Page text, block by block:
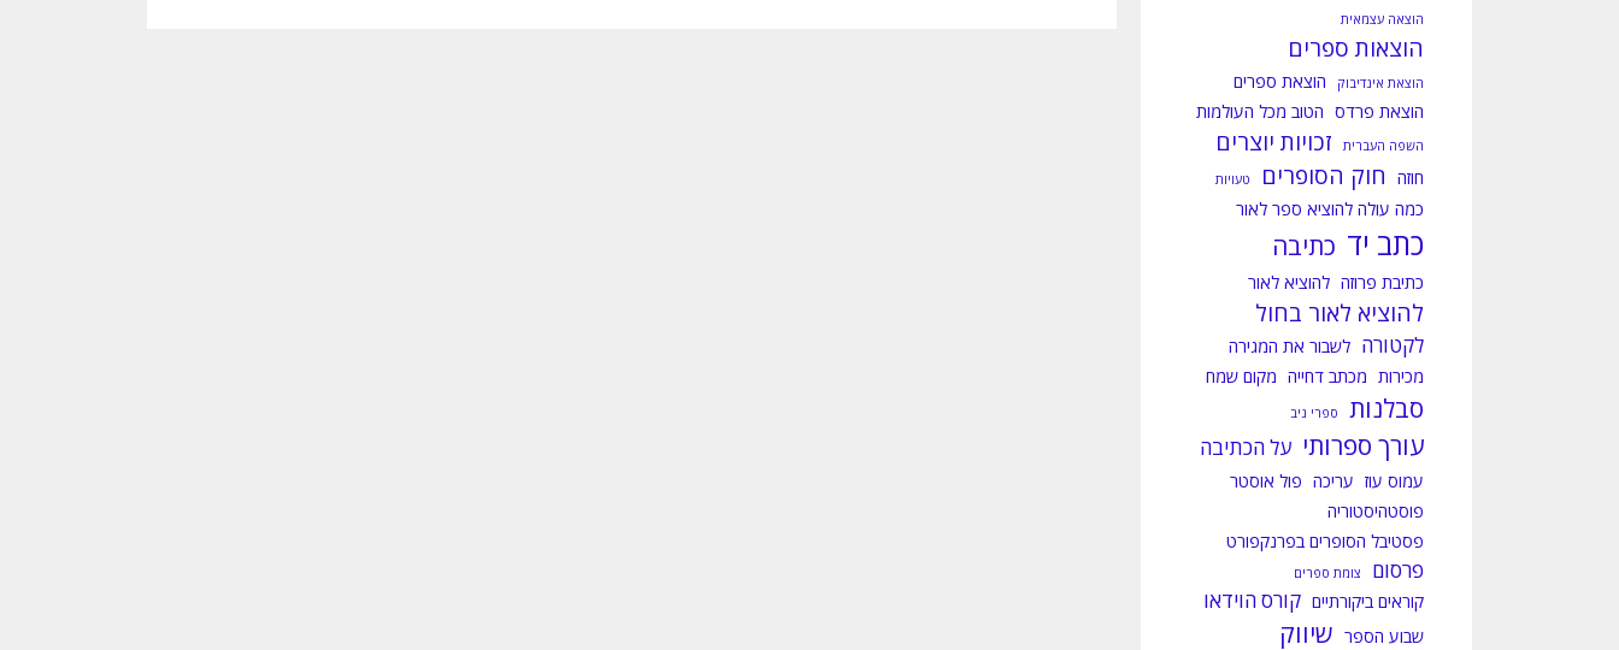
הוצאה עצמאית
הוצאות ספרים
הוצאת אינדיבוק
הוצאת ספרים
הוצאת פרדס הטוב מכל העולמות
השפה העברית זכויות יוצרים
חוזה חוק הסופרים טעויות
כמה עולה להוציא ספר לאור
כתב יד כתיבה
כתיבת פרוזה להוציא לאור
להוציא לאור בחול
לקטורה לשבור את המגירה
מכירות מכתב דחייה מקום שמח
סבלנות ספרי ניב
עורך ספרותי על הכתיבה
עמוס עוז עריכה פול אוסטר
פוסטהיסטוריה
פסטיבל הסופרים בפרנקפורט
פרסום צומת ספרים
קוראים ביקורתיים קורס הוידאו
שבוע הספר שיווק